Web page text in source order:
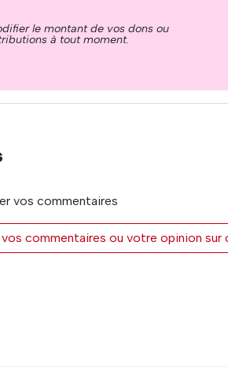
le montant de vos dons ou
à tout moment.
vos commentaires
commentaires ou votre opinion sur